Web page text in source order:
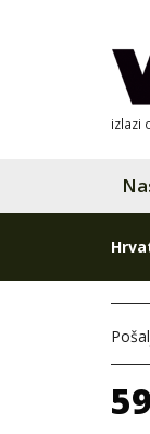
izlazi